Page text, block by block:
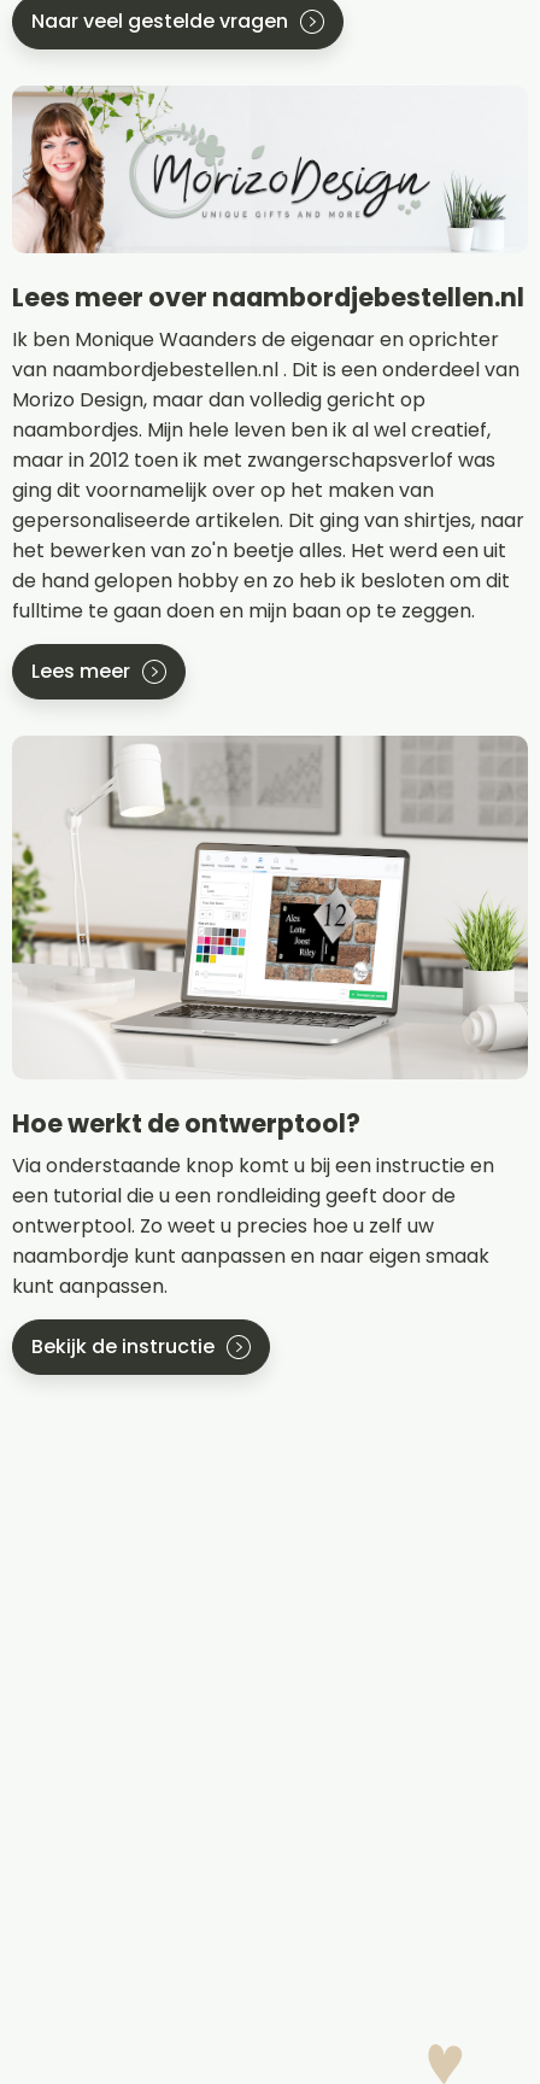
Naar veel gestelde vragen
Lees meer over naambordjebestellen.nl
Ik ben Monique Waanders de eigenaar en oprichter
van naambordjebestellen.nl . Dit is een onderdeel van
Morizo Design, maar dan volledig gericht op
naambordjes. Mijn hele leven ben ik al wel creatief,
maar in 2012 toen ik met zwangerschapsverlof was
ging dit voornamelijk over op het maken van
gepersonaliseerde artikelen. Dit ging van shirtjes, naar
het bewerken van zo'n beetje alles. Het werd een uit
de hand gelopen hobby en zo heb ik besloten om dit
fulltime te gaan doen en mijn baan op te zeggen.
Lees meer
Hoe werkt de ontwerptool?
Via onderstaande knop komt u bij een instructie en
een tutorial die u een rondleiding geeft door de
ontwerptool. Zo weet u precies hoe u zelf uw
naambordje kunt aanpassen en naar eigen smaak
kunt aanpassen.
Bekijk de instructie